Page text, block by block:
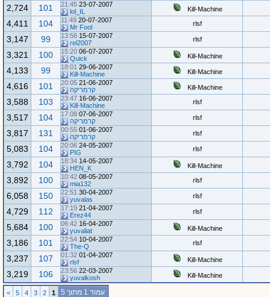
Kill-Machine
23-07-2007
21:45
lol_IL
101
2,724
rlsf
20-07-2007
11:49
Mr Fool
104
4,411
rlsf
15-07-2007
13:56
rel2007
99
3,147
Kill-Machine
06-07-2007
15:20
Quick
100
3,321
Kill-Machine
29-06-2007
18:01
Kill-Machine
99
4,133
Kill-Machine
21-06-2007
20:05
קרמריקה
101
4,616
rlsf
16-06-2007
23:47
Kill-Machine
103
3,588
rlsf
07-06-2007
17:08
קרמריקה
104
3,517
rlsf
01-06-2007
00:55
קרמריקה
131
3,817
rlsf
24-05-2007
20:06
PIG
104
5,083
Kill-Machine
14-05-2007
18:34
HEN_K
104
3,792
rlsf
08-05-2007
10:42
mia132
100
3,892
rlsf
30-04-2007
22:51
yuvalas
150
6,058
rlsf
21-04-2007
17:19
Erez44
112
4,729
Kill-Machine
16-04-2007
06:42
yuvaliat
100
5,684
rlsf
10-04-2007
22:54
The-Q
101
3,186
Kill-Machine
01-04-2007
01:32
rlsf
107
3,237
Kill-Machine
22-03-2007
23:56
yuvalkosh
106
3,219
עמוד 1 מתוך 5 1
2
3
4
5
>